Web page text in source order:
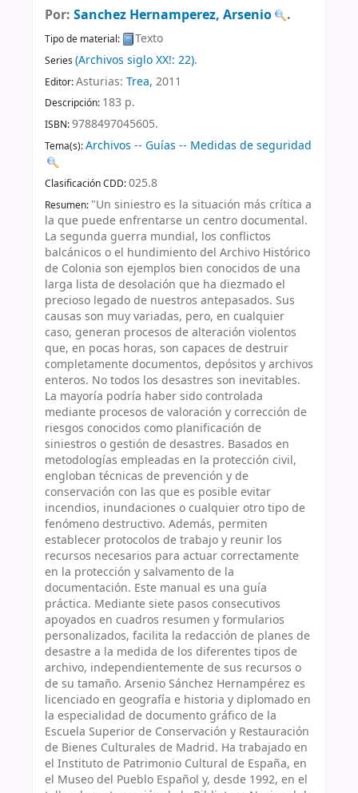
Por: Sanchez Hernamperez, Arsenio .
Tipo de material: Texto
Series (Archivos siglo XX!: 22).
Editor:Asturias: Trea, 2011
Descripción: 183 p.
ISBN:9788497045605.
Tema(s):Archivos -- Guías -- Medidas de seguridad
Clasificación CDD:025.8
Resumen: "Un siniestro es la situación más crítica a
la que puede enfrentarse un centro documental.
La segunda guerra mundial, los conflictos
balcánicos o el hundimiento del Archivo Histórico
de Colonia son ejemplos bien conocidos de una
larga lista de desolación que ha diezmado el
precioso legado de nuestros antepasados. Sus
causas son muy variadas, pero, en cualquier
caso, generan procesos de alteración violentos
que, en pocas horas, son capaces de destruir
completamente documentos, depósitos y archivos
enteros. No todos los desastres son inevitables.
La mayoría podría haber sido controlada
mediante procesos de valoración y corrección de
riesgos conocidos como planificación de
siniestros o gestión de desastres. Basados en
metodologías empleadas en la protección civil,
engloban técnicas de prevención y de
conservación con las que es posible evitar
incendios, inundaciones o cualquier otro tipo de
fenómeno destructivo. Además, permiten
establecer protocolos de trabajo y reunir los
recursos necesarios para actuar correctamente
en la protección y salvamento de la
documentación. Este manual es una guía
práctica. Mediante siete pasos consecutivos
apoyados en cuadros resumen y formularios
personalizados, facilita la redacción de planes de
desastre a la medida de los diferentes tipos de
archivo, independientemente de sus recursos o
de su tamaño. Arsenio Sánchez Hernampérez es
licenciado en geografía e historia y diplomado en
la especialidad de documento gráfico de la
Escuela Superior de Conservación y Restauración
de Bienes Culturales de Madrid. Ha trabajado en
el Instituto de Patrimonio Cultural de España, en
el Museo del Pueblo Español y, desde 1992, en el